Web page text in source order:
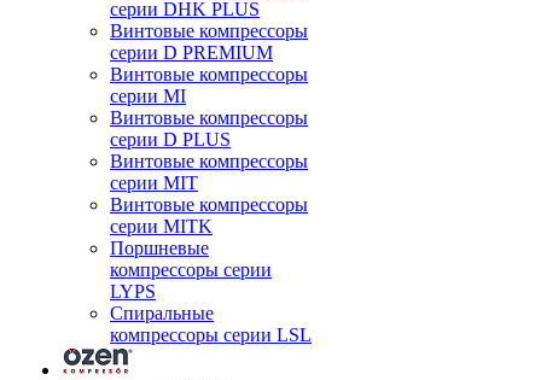
серии DHK PLUS
Винтовые компрессоры
серии D PREMIUM
Винтовые компрессоры
серии MI
Винтовые компрессоры
серии D PLUS
Винтовые компрессоры
серии MIT
Винтовые компрессоры
серии MITK
Поршневые
компрессоры серии
LYPS
Спиральные
компрессоры серии LSL